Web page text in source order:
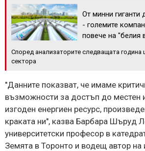
От минни гиганти
- големите
повече на "белия
Според анализаторите следващата година
сектора
"Данните показват, че имаме
възможности за достъп до местен
изгоден енергиен ресурс,
краката ни", казва Барбара Шъруд
университетски професор в
Земята в Торонто и водещ автор на